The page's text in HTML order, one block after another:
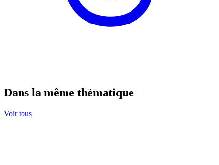
Dans la même thématique
Voir tous